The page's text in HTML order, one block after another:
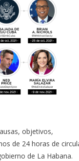
objetivos,
de 24 horas de
de La Habana.